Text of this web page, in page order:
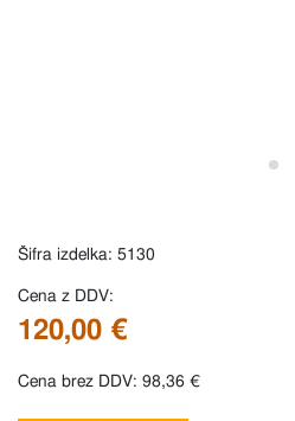
Šifra izdelka: 5130
Cena z DDV:
120,00 €
Cena brez DDV: 98,36 €